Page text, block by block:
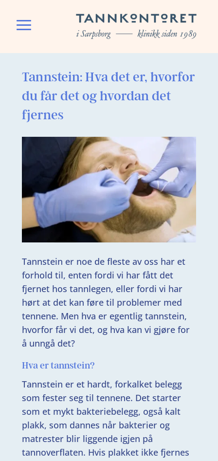
Tannstein: Hva det er, hvorfor
du får det og hvordan det
fjernes
Tannstein er noe de fleste av oss har et
forhold til, enten fordi vi har fått det
fjernet hos tannlegen, eller fordi vi har
hørt at det kan føre til problemer med
tennene. Men hva er egentlig tannstein,
hvorfor får vi det, og hva kan vi gjøre for
å unngå det?
Hva er tannstein?
Tannstein er et hardt, forkalket belegg
som fester seg til tennene. Det starter
som et mykt bakteriebelegg, også kalt
plakk, som dannes når bakterier og
matrester blir liggende igjen på
tannoverflaten. Hvis plakket ikke fjernes